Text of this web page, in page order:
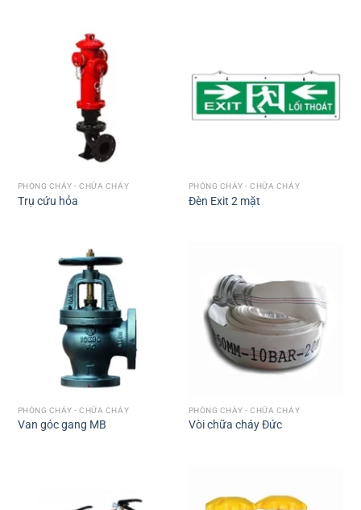
PHÒNG CHÁY - CHỮA CHÁY
Trụ cứu hỏa
PHÒNG CHÁY - CHỮA CHÁY
Đèn Exit 2 mặt
PHÒNG CHÁY - CHỮA CHÁY
Van góc gang MB
PHÒNG CHÁY - CHỮA CHÁY
Vòi chữa cháy Đức